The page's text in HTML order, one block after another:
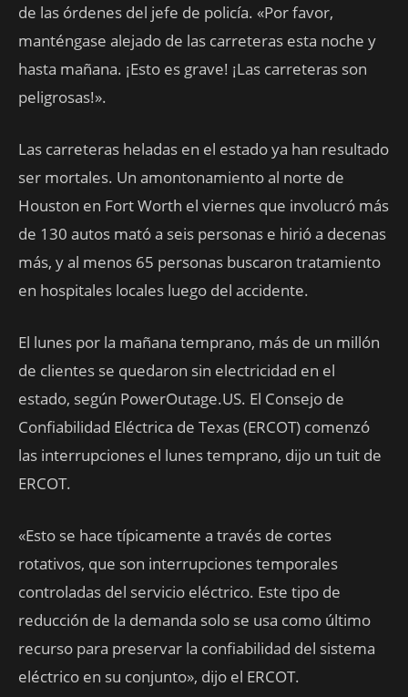
de las órdenes del jefe de policía. «Por favor,
manténgase alejado de las carreteras esta noche y
hasta mañana. ¡Esto es grave! ¡Las carreteras son
peligrosas!».
Las carreteras heladas en el estado ya han resultado
ser mortales. Un amontonamiento al norte de
Houston en Fort Worth el viernes que involucró más
de 130 autos mató a seis personas e hirió a decenas
más, y al menos 65 personas buscaron tratamiento
en hospitales locales luego del accidente.
El lunes por la mañana temprano, más de un millón
de clientes se quedaron sin electricidad en el
estado, según PowerOutage.US. El Consejo de
Confiabilidad Eléctrica de Texas (ERCOT) comenzó
las interrupciones el lunes temprano, dijo un tuit de
ERCOT.
«Esto se hace típicamente a través de cortes
rotativos, que son interrupciones temporales
controladas del servicio eléctrico. Este tipo de
reducción de la demanda solo se usa como último
recurso para preservar la confiabilidad del sistema
eléctrico en su conjunto», dijo el ERCOT.